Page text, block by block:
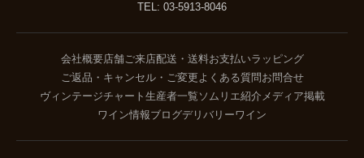
TEL: 03-5913-8046
会社概要店舗ご来店配送・送料お支払いラッピング
ご返品・キャンセル・ご変更よくある質問 お問合せ
ヴィンテージチャート 生産者一覧 ソムリエ紹介 メディア掲載
ワイン情報ブログデリバリーワイン